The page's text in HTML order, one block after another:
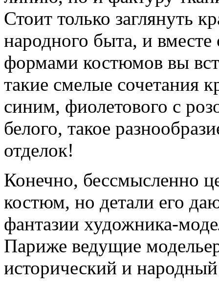
Стоит только заглянуть
народного быта, и
формами костюмов вы
такие смелые сочетания
синим, фиолетового с
белого, такое
отделок!
Конечно, бессмысленно
костюм, но детали его
фантазии художника-
Париже ведущие
исторический и